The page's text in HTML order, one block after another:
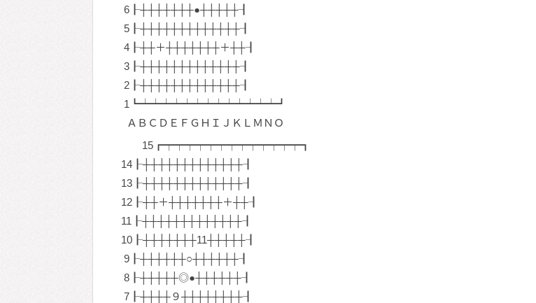
6┠┼┼┼┼┼┼┼●┼┼┼┼┼┨
5┠┼┼┼┼┼┼┼┼┼┼┼┼┼┨
4┠┼┼＋┼┼┼┼┼┼┼＋┼┼┨
3┠┼┼┼┼┼┼┼┼┼┼┼┼┼┨
2┠┼┼┼┼┼┼┼┼┼┼┼┼┼┨
1┗┷┷┷┷┷┷┷┷┷┷┷┷┷┛
ＡＢＣＤＥＦＧＨＩＪＫＬＭＮＯ
15┏┯┯┯┯┯┯┯┯┯┯┯┯┯┓
14┠┼┼┼┼┼┼┼┼┼┼┼┼┼┨
13┠┼┼┼┼┼┼┼┼┼┼┼┼┼┨
12┠┼┼＋┼┼┼┼┼┼┼＋┼┼┨
11┠┼┼┼┼┼┼┼┼┼┼┼┼┼┨
10┠┼┼┼┼┼┼┼11┼┼┼┼┼┨
9┠┼┼┼┼┼┼○┼┼┼┼┼┼┨
8┠┼┼┼┼┼◎●┼┼┼┼┼┼┨
7┠┼┼┼┼９┼┼┼┼┼┼┼┼┨